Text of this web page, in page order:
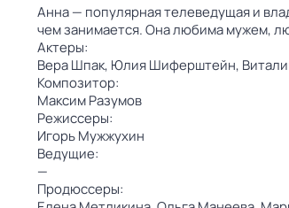
Анна — популярная телеведущая и
чем занимается. Она любима мужем,
Актеры:
Вера Шпак, Юлия Шиферштейн,
Композитор:
Максим Разумов
Режиссеры:
Игорь Мужжухин
Ведущие:
—
Продюссеры: